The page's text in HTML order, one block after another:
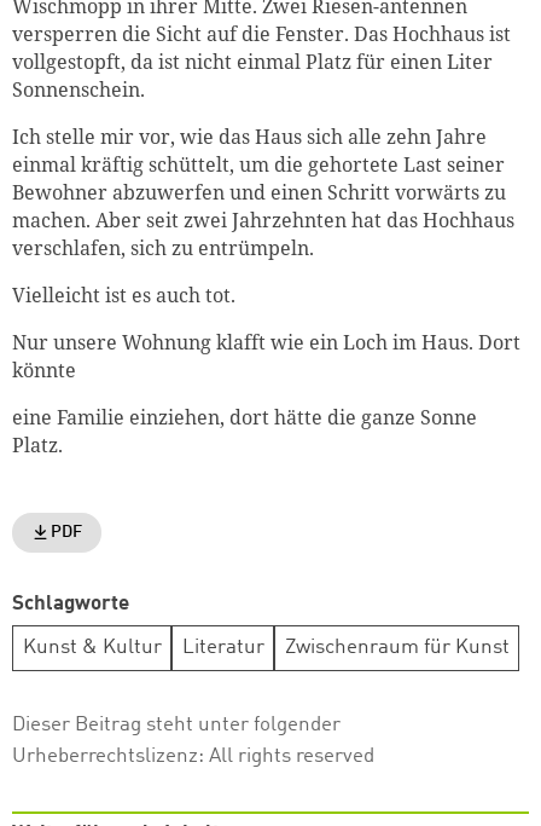
Wischmopp in ihrer Mitte. Zwei Riesen-antennen
versperren die Sicht auf die Fenster. Das Hochhaus ist
vollgestopft, da ist nicht einmal Platz für einen Liter
Sonnenschein.
Ich stelle mir vor, wie das Haus sich alle zehn Jahre
einmal kräftig schüttelt, um die gehortete Last seiner
Bewohner abzuwerfen und einen Schritt vorwärts zu
machen. Aber seit zwei Jahrzehnten hat das Hochhaus
verschlafen, sich zu entrümpeln.
Vielleicht ist es auch tot.
Nur unsere Wohnung klafft wie ein Loch im Haus. Dort
könnte
eine Familie einziehen, dort hätte die ganze Sonne
Platz.
PDF
Schlagworte
Kunst & Kultur Literatur Zwischenraum für Kunst
Dieser Beitrag steht unter folgender
Urheberrechtslizenz: All rights reserved